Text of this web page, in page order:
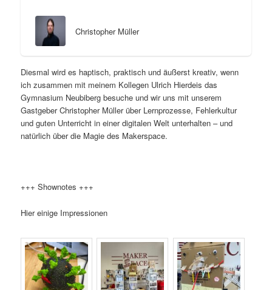
Christopher Müller
Diesmal wird es haptisch, praktisch und äußerst kreativ, wenn
ich zusammen mit meinem Kollegen Ulrich Hierdeis das
Gymnasium Neubiberg besuche und wir uns mit unserem
Gastgeber Christopher Müller über Lernprozesse, Fehlerkultur
und guten Unterricht in einer digitalen Welt unterhalten – und
natürlich über die Magie des Makerspace.
+++ Shownotes +++
Hier einige Impressionen